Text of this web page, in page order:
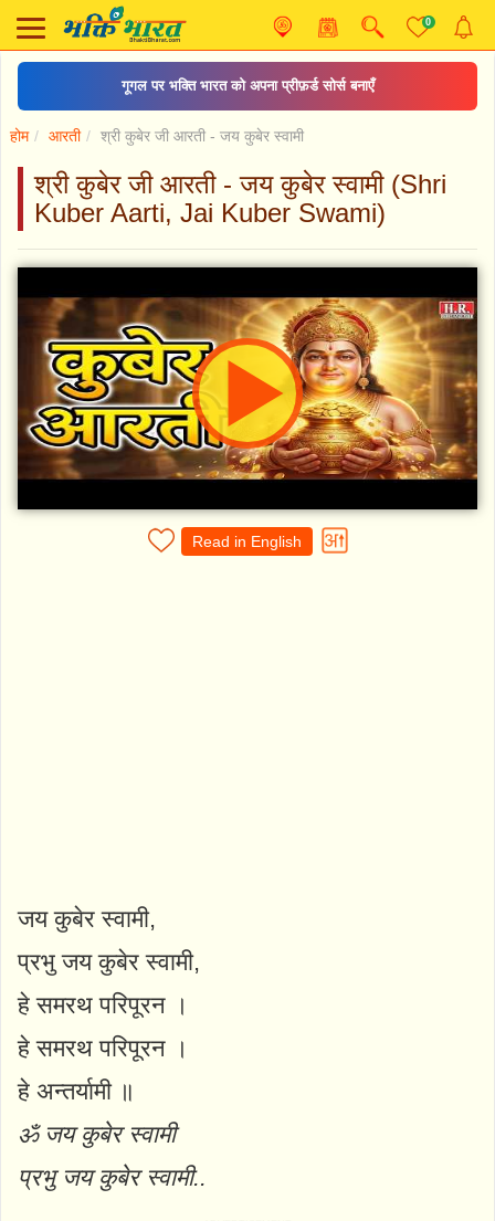
0
ॐ जय जगदीश हरे आरती
होम आरती श्री कुबेर जी आरती - जय कुबेर स्वामी
श्री कुबेर जी आरती - जय कुबेर स्वामी (Shri
Kuber Aarti, Jai Kuber Swami)
Read in English
जय कुबेर स्वामी,
प्रभु जय कुबेर स्वामी,
हे समरथ परिपूरन ।
हे समरथ परिपूरन ।
हे अन्तर्यामी ॥
ॐ जय कुबेर स्वामी
प्रभु जय कुबेर स्वामी..